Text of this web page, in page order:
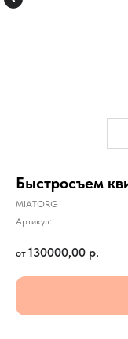
Быстросъем
MIATORG
Артикул:
130000,00 р.